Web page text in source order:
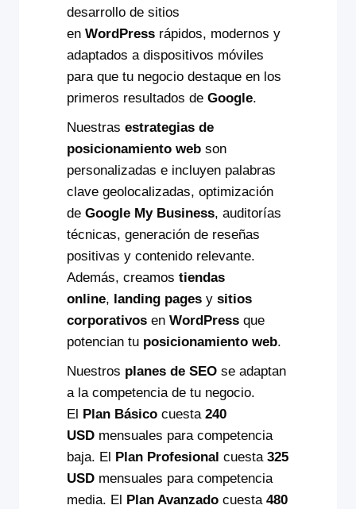
desarrollo de sitios
en WordPress rápidos, modernos y
adaptados a dispositivos móviles
para que tu negocio destaque en los
primeros resultados de Google.
Nuestras estrategias de
posicionamiento web son
personalizadas e incluyen palabras
clave geolocalizadas, optimización
de Google My Business, auditorías
técnicas, generación de reseñas
positivas y contenido relevante.
Además, creamos tiendas
online, landing pages y sitios
corporativos en WordPress que
potencian tu posicionamiento web.
Nuestros planes de SEO se adaptan
a la competencia de tu negocio.
El Plan Básico cuesta 240
USD mensuales para competencia
baja. El Plan Profesional cuesta 325
USD mensuales para competencia
media. El Plan Avanzado cuesta 480